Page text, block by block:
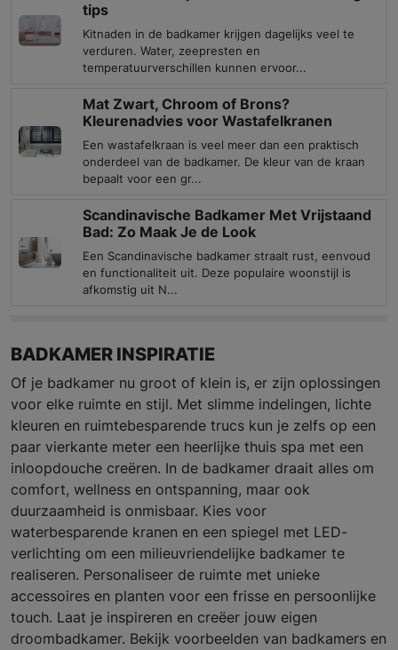
tips
Kitnaden in de badkamer krijgen dagelijks veel te
verduren. Water, zeepresten en
temperatuurverschillen kunnen ervoor...
Mat Zwart, Chroom of Brons?
Kleurenadvies voor Wastafelkranen
Een wastafelkraan is veel meer dan een praktisch
onderdeel van de badkamer. De kleur van de kraan
bepaalt voor een gr...
Scandinavische Badkamer Met Vrijstaand
Bad: Zo Maak Je de Look
Een Scandinavische badkamer straalt rust, eenvoud
en functionaliteit uit. Deze populaire woonstijl is
afkomstig uit N...
BADKAMER INSPIRATIE
Of je badkamer nu groot of klein is, er zijn oplossingen
voor elke ruimte en stijl. Met slimme indelingen, lichte
kleuren en ruimtebesparende trucs kun je zelfs op een
paar vierkante meter een heerlijke thuis spa met een
inloopdouche creëren. In de badkamer draait alles om
comfort, wellness en ontspanning, maar ook
duurzaamheid is onmisbaar. Kies voor
waterbesparende kranen en een spiegel met LED-
verlichting om een milieuvriendelijke badkamer te
realiseren. Personaliseer de ruimte met unieke
accessoires en planten voor een frisse en persoonlijke
touch. Laat je inspireren en creëer jouw eigen
droombadkamer. Bekijk voorbeelden van badkamers en